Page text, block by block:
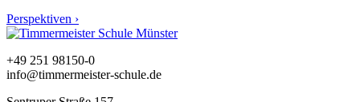
Perspektiven ›
+49 251 98150-0
info@timmermeister-schule.de